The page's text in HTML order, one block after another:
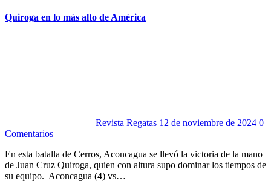
Quiroga en lo más alto de América
Revista Regatas 12 de noviembre de 2024 0
Comentarios
En esta batalla de Cerros, Aconcagua se llevó la victoria de la mano
de Juan Cruz Quiroga, quien con altura supo dominar los tiempos de
su equipo. Aconcagua (4) vs…